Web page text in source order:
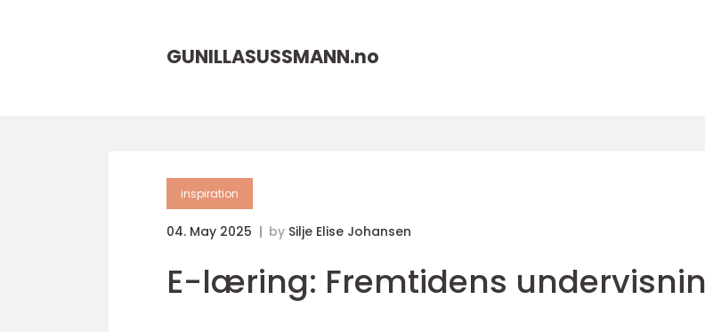
GUNILLASUSSMANN.no
inspiration
04. May 2025 by Silje Elise Johansen
E-læring: Fremtidens